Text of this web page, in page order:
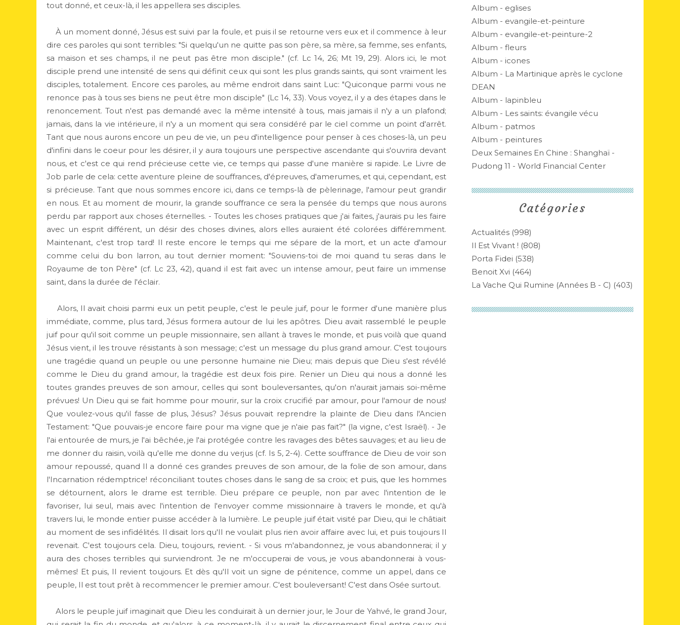
tout donné, et ceux-là, il les appellera ses disciples.
À un moment donné, Jésus est suivi par la foule, et puis il se retourne vers eux et il commence à leur
dire ces paroles qui sont terribles: "Si quelqu'un ne quitte pas son père, sa mère, sa femme, ses enfants,
sa maison et ses champs, il ne peut pas être mon disciple." (cf. Lc 14, 26; Mt 19, 29). Alors ici, le mot
disciple prend une intensité de sens qui définit ceux qui sont les plus grands saints, qui sont vraiment les
disciples, totalement. Encore ces paroles, au même endroit dans saint Luc: "Quiconque parmi vous ne
renonce pas à tous ses biens ne peut être mon disciple" (Lc 14, 33). Vous voyez, il y a des étapes dans le
renoncement. Tout n'est pas demandé avec la même intensité à tous, mais jamais il n'y a un plafond;
jamais, dans la vie intérieure, il n'y a un moment qui sera considéré par le ciel comme un point d'arrêt.
Tant que nous aurons encore un peu de vie, un peu d'intelligence pour penser à ces choses-là, un peu
d'infini dans le coeur pour les désirer, il y aura toujours une perspective ascendante qui s'ouvrira devant
nous, et c'est ce qui rend précieuse cette vie, ce temps qui passe d'une manière si rapide. Le Livre de
Job parle de cela: cette aventure pleine de souffrances, d'épreuves, d'amerumes, et qui, cependant, est
si précieuse. Tant que nous sommes encore ici, dans ce temps-là de pèlerinage, l'amour peut grandir
en nous. Et au moment de mourir, la grande souffrance ce sera la pensée du temps que nous aurons
perdu par rapport aux choses éternelles. - Toutes les choses pratiques que j'ai faites, j'aurais pu les faire
avec un esprit différent, un désir des choses divines, alors elles auraient été colorées différemment.
Maintenant, c'est trop tard! Il reste encore le temps qui me sépare de la mort, et un acte d'amour
comme celui du bon larron, au tout dernier moment: "Souviens-toi de moi quand tu seras dans le
Royaume de ton Père" (cf. Lc 23, 42), quand il est fait avec un intense amour, peut faire un immense
saint, dans la durée de l'éclair.
Alors, Il avait choisi parmi eux un petit peuple, c'est le peule juif, pour le former d'une manière plus
immédiate, comme, plus tard, Jésus formera autour de lui les apôtres. Dieu avait rassemblé le peuple
juif pour qu'il soit comme un peuple missionnaire, sen allant à traves le monde, et puis voilà que quand
Jésus vient, il les trouve résistants à son message; c'est un message du plus grand amour. C'est toujours
une tragédie quand un peuple ou une personne humaine nie Dieu; mais depuis que Dieu s'est révélé
comme le Dieu du grand amour, la tragédie est deux fois pire. Renier un Dieu qui nous a donné les
toutes grandes preuves de son amour, celles qui sont bouleversantes, qu'on n'aurait jamais soi-même
prévues! Un Dieu qui se fait homme pour mourir, sur la croix crucifié par amour, pour l'amour de nous!
Que voulez-vous qu'il fasse de plus, Jésus? Jésus pouvait reprendre la plainte de Dieu dans l'Ancien
Testament: "Que pouvais-je encore faire pour ma vigne que je n'aie pas fait?" (la vigne, c'est Israël). - Je
l'ai entourée de murs, je l'ai bêchée, je l'ai protégée contre les ravages des bêtes sauvages; et au lieu de
me donner du raisin, voilà qu'elle me donne du verjus (cf. Is 5, 2-4). Cette souffrance de Dieu de voir son
amour repoussé, quand Il a donné ces grandes preuves de son amour, de la folie de son amour, dans
l'Incarnation rédemptrice! réconciliant toutes choses dans le sang de sa croix; et puis, que les hommes
se détournent, alors le drame est terrible. Dieu prépare ce peuple, non par avec l'intention de le
favoriser, lui seul, mais avec l'intention de l'envoyer comme missionnaire à travers le monde, et qu'à
travers lui, le monde entier puisse accéder à la lumière. Le peuple juif était visité par Dieu, qui le châtiait
au moment de ses infidélités. Il disait lors qu'Il ne voulait plus rien avoir affaire avec lui, et puis toujours Il
revenait. C'est toujours cela. Dieu, toujours, revient. - Si vous m'abandonnez, je vous abandonnerai; il y
aura des choses terribles qui surviendront. Je ne m'occuperai de vous, je vous abandonnerai à vous-
mêmes! Et puis, Il revient toujours. Et dès qu'Il voit un signe de pénitence, comme un appel, dans ce
peuple, Il est tout prêt à recommencer le premier amour. C'est bouleversant! C'est dans Osée surtout.
Alors le peuple juif imaginait que Dieu les conduirait à un dernier jour, le Jour de Yahvé, le grand Jour,
Catégories
Actualités (998)
Il Est Vivant ! (808)
Porta Fidei (538)
Benoit Xvi (464)
La Vache Qui Rumine (années B - C) (403)
Album - eglises
Album - evangile-et-peinture
Album - evangile-et-peinture-2
Album - fleurs
Album - icones
Album - La Martinique après le cyclone
DEAN
Album - lapinbleu
Album - Les saints: évangile vécu
Album - patmos
Album - peintures
Deux Semaines En Chine : Shanghaï -
Pudong 11 - World Financial Center